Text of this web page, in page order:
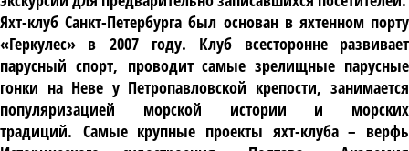
Яхт-клуб Санкт-Петербурга был основан в яхтенном порту
«Геркулес» в 2007 году. Клуб всесторонне развивает
парусный спорт, проводит самые зрелищные парусные
гонки на Неве у Петропавловской крепости, занимается
популяризацией морской истории и морских
традиций. Самые крупные проекты яхт-клуба – верфь